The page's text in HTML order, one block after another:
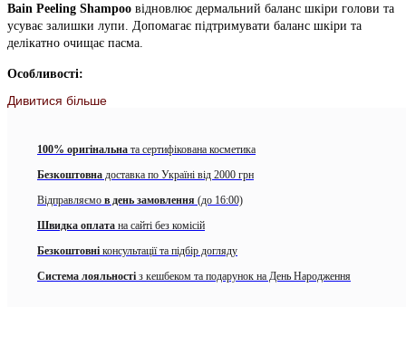
Bain Peeling Shampoo відновлює дермальний баланс шкіри голови та
усуває залишки лупи. Допомагає підтримувати баланс шкіри та
делікатно очищає пасма.
Особливості:
Відновлює дермальний баланс шкіри та усуває залишки
Zinc Pyrithione у складі засобу регулює процеси утворення
лупи, ментол освіжає, цитрус очищає.
Підходить для шкіри голови з жирною та сухою лупою.
Особливості використання:
змити теплою водою. За потреби повторити.
Дивитися більше
100% оригінальна та сертифікована косметика
Безкоштовна доставка по Україні від 2000 грн
Відправляємо в день замовлення (до 16:00)
Швидка оплата на сайті без комісій
Безкоштовні консультації та підбір догляду
Система лояльності з кешбеком та подарунок на День Народження